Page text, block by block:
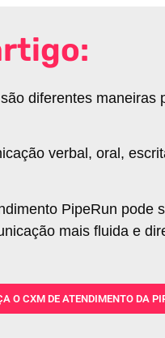
diferentes maneiras
verbal, oral,
PipeRun pode
mais fluida e
O CXM DE ATENDIMENTO DA